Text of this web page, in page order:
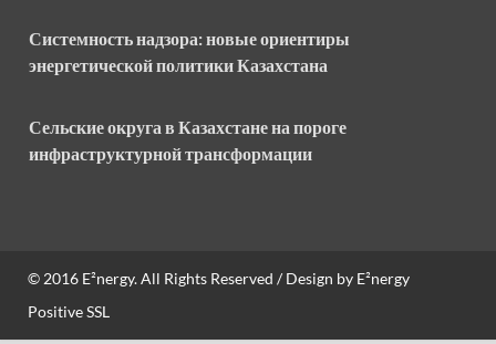
Системность надзора: новые ориентиры
энергетической политики Казахстана
Сельские округа в Казахстане на пороге
инфраструктурной трансформации
© 2016 E²nergy. All Rights Reserved / Design by E²nergy
Positive SSL